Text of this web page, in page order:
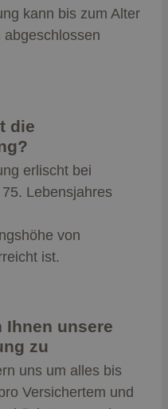
kann bis zum Alter
die
erlischt bei
Lebensjahres
von
ist.
Ihnen unsere
zu
uns um alles bis
Versichertem und